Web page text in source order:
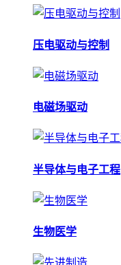
压电驱动与控制
电磁场驱动
半导体与电子工程
生物医学